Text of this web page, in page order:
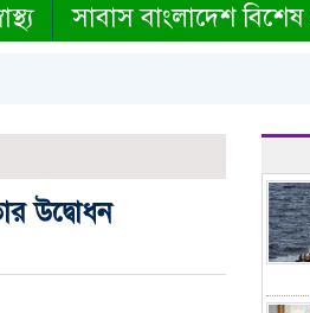
সাবাস বাংলাদেশ বিশেষ
উদ্বোধন